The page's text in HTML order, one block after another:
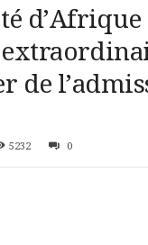
d’Afrique
de
5232 0